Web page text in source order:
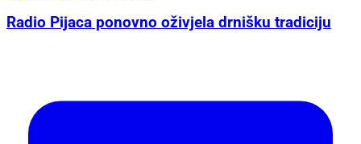
Radio Pijaca ponovno oživjela drnišku tradiciju